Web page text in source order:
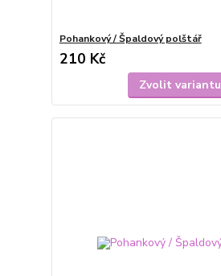
Pohankový / Špaldový polštář
210 Kč
Zvolit variantu